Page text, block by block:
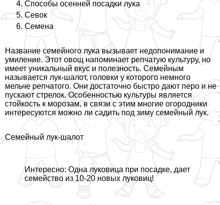
Способы осенней посадки лука
Севок
Семена
Название семейного лука вызывает недопонимание и
умиление. Этот овощ напоминает репчатую культуру, но
имеет уникальный вкус и полезность. Семейным
называется лук-шалот, головки у которого немного
мельче репчатого. Они достаточно быстро дают перо и не
пускают стрелок. Особенностью культуры является
стойкость к морозам, в связи с этим многие огородники
интересуются можно ли садить под зиму семейный лук.
Семейный лук-шалот
Интересно: Одна луковица при посадке, дает
семейство из 10-20 новых луковиц!